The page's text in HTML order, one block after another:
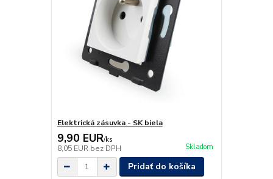
Elektrická zásuvka - SK biela
9,90 EUR/ks
8,05 EUR bez DPH Skladom
Pridať do košíka